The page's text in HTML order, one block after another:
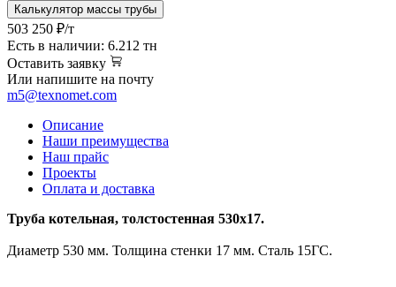
Калькулятор массы трубы
503 250 ₽/т
Есть в наличии: 6.212 тн
Оставить заявку
Или напишите на почту
m5@texnomet.com
Описание
Наши преимущества
Наш прайс
Проекты
Оплата и доставка
Труба котельная, толстостенная 530х17.
Диаметр 530 мм. Толщина стенки 17 мм. Сталь 15ГС.